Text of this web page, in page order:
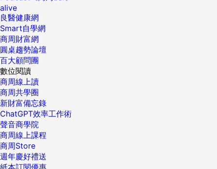
alive
良醫健康網
Smart自學網
商周財富網
圓桌趨勢論壇
百大顧問團
數位閱讀
商周線上讀
商周共學圈
新財富備忘錄
ChatGPT效率工作術
聲音商學院
商周線上課程
商周Store
週年慶好禮送
紙本訂閱優惠